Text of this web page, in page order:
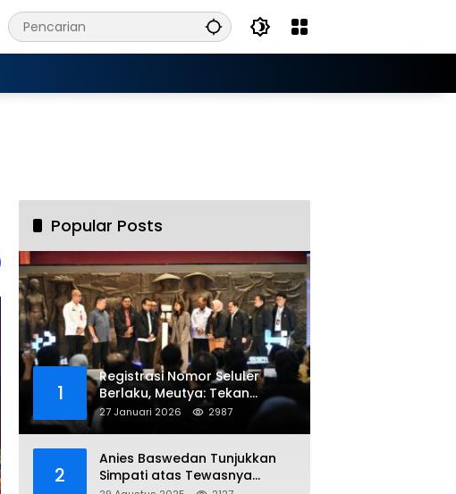
Popular Posts
1
Registrasi Nomor Seluler
Berlaku, Meutya: Tekan
Penipuan Online
27 Januari 2026 2987
2
Anies Baswedan Tunjukkan
Simpati atas Tewasnya